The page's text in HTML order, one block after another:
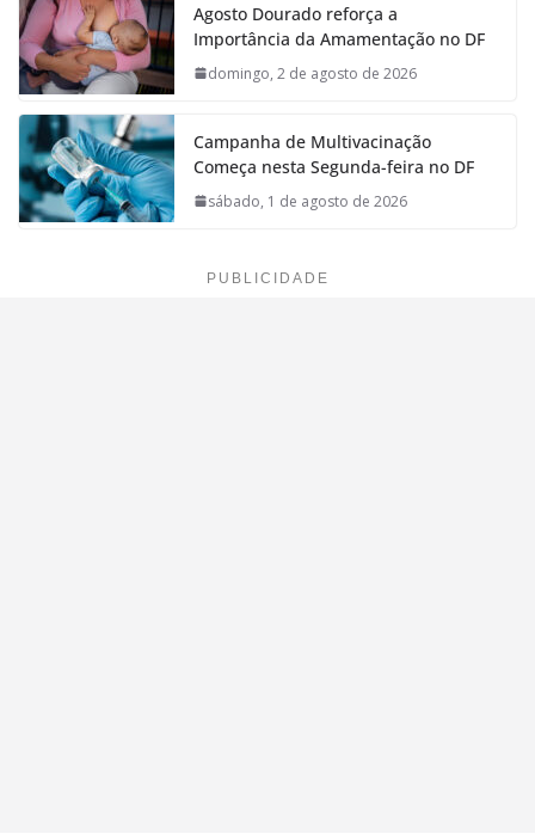
Agosto Dourado reforça a
Importância da Amamentação no DF
domingo, 2 de agosto de 2026
Campanha de Multivacinação
Começa nesta Segunda-feira no DF
sábado, 1 de agosto de 2026
PUBLICIDADE